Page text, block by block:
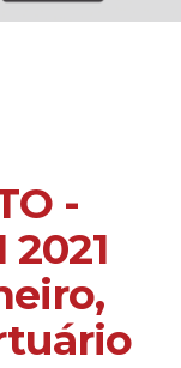
-
2021